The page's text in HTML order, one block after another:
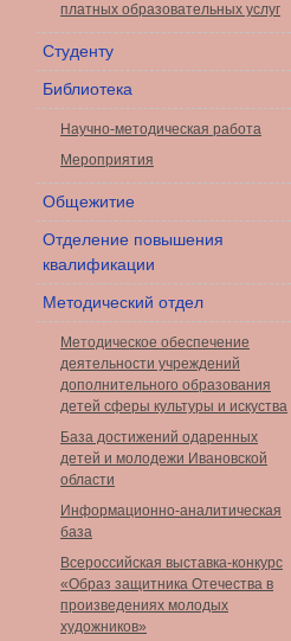
платных образовательных услуг
Студенту
Библиотека
Научно-методическая работа
Мероприятия
Общежитие
Отделение повышения
квалификации
Методический отдел
Методическое обеспечение
деятельности учреждений
дополнительного образования
детей сферы культуры и искуства
База достижений одаренных
детей и молодежи Ивановской
области
Информационно-аналитическая
база
Всероссийская выставка-конкурс
«Образ защитника Отечества в
произведениях молодых
художников»